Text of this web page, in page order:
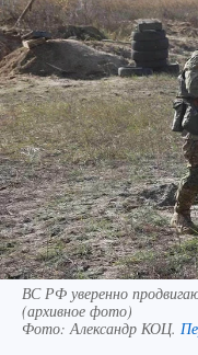
ВС РФ уверенно
(архивное фото)
Фото:Александр КОЦ.